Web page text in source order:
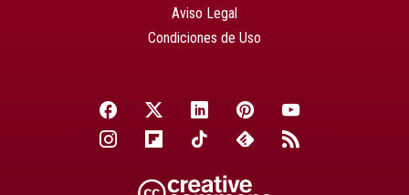
Aviso Legal
Condiciones de Uso